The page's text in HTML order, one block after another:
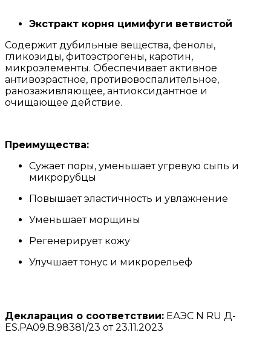
Экстракт корня цимифуги ветвистой
Содержит дубильные вещества, фенолы,
гликозиды, фитоэстрогены, каротин,
микроэлементы. Обеспечивает активное
антивозрастное, противовоспалительное,
ранозаживляющее, антиоксидантное и
очищающее действие.
Преимущества:
Сужает поры, уменьшает угревую сыпь и
микрорубцы
Повышает эластичность и увлажнение
Уменьшает морщины
Регенерирует кожу
Улучшает тонус и микрорельеф
Декларация о соответствии: ЕАЭС N RU Д-
ES.PA09.B.98381/23 от 23.11.2023